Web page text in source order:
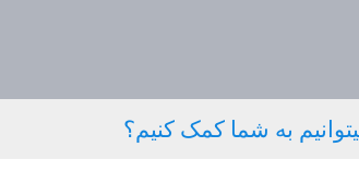
به شما کمک کنیم؟